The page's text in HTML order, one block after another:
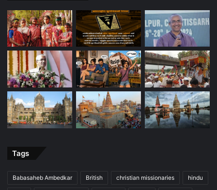
Tags
Babasaheb Ambedkar British christian missionaries hindu